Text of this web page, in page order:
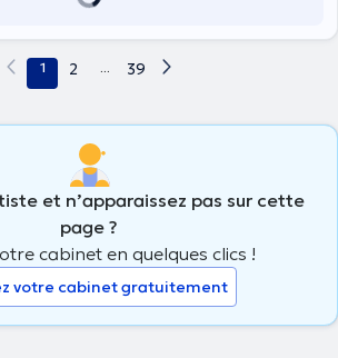
1 2 ... 39
et n’apparaissez pas sur cette
page ?
cabinet en quelques clics !
votre cabinet gratuitement